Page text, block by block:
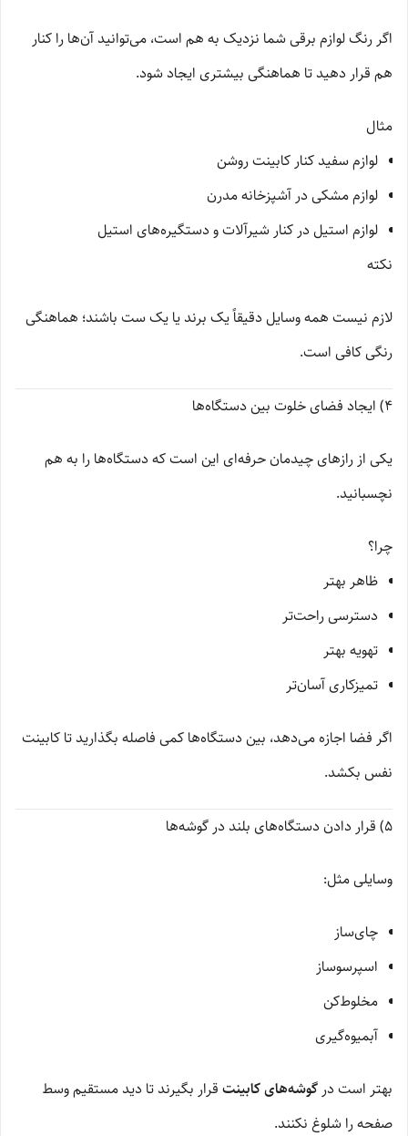
اگر رنگ لوازم برقی شما نزدیک به هم است، می‌توانید آن‌ها را کنار
هم قرار دهید تا هماهنگی بیشتری ایجاد شود.
مثال
لوازم سفید کنار کابینت روشن
لوازم مشکی در آشپزخانه مدرن
لوازم استیل در کنار شیرآلات و دستگیره‌های استیل
نکته
لازم نیست همه وسایل دقیقاً یک برند یا یک ست باشند؛ هماهنگی
رنگی کافی است.
4) ایجاد فضای خلوت بین دستگاه‌ها
یکی از رازهای چیدمان حرفه‌ای این است که دستگاه‌ها را به هم
نچسبانید.
چرا؟
ظاهر بهتر
دسترسی راحت‌تر
تهویه بهتر
تمیزکاری آسان‌تر
اگر فضا اجازه می‌دهد، بین دستگاه‌ها کمی فاصله بگذارید تا کابینت
نفس بکشد.
5) قرار دادن دستگاه‌های بلند در گوشه‌ها
وسایلی مثل:
چای‌ساز
اسپرسوساز
مخلوط‌کن
آبمیوه‌گیری
بهتر است در گوشه‌های کابینت قرار بگیرند تا دید مستقیم وسط
صفحه را شلوغ نکنند.